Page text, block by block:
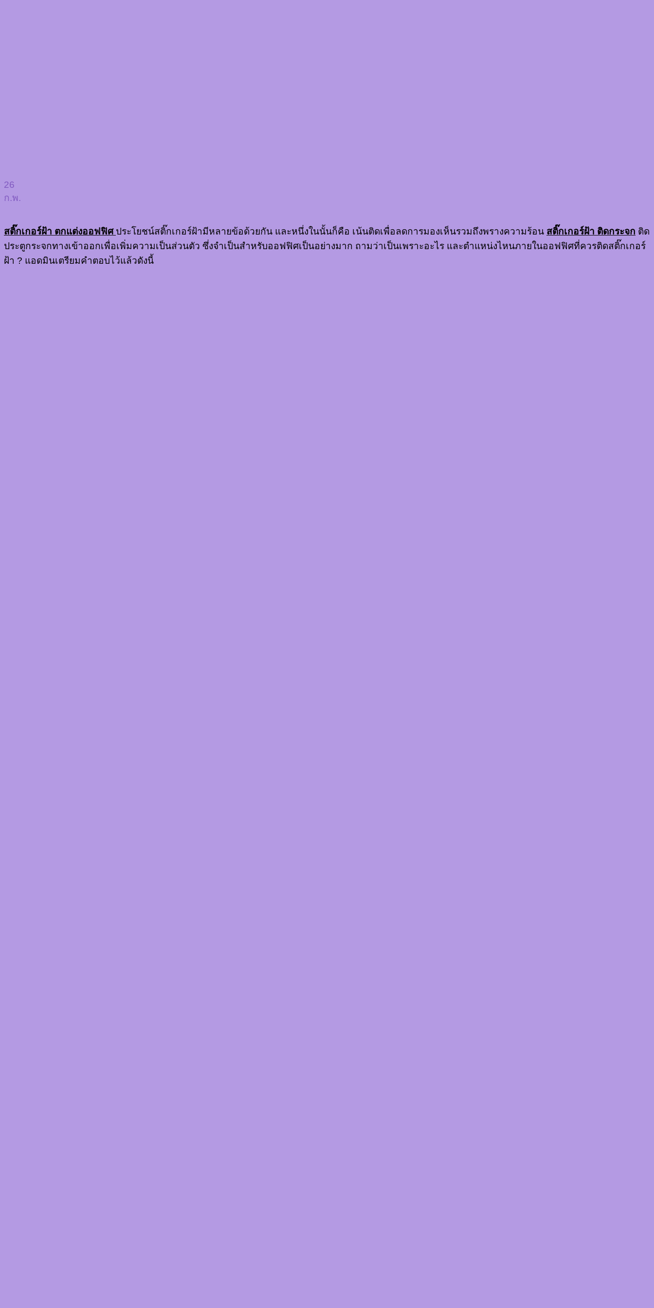
26
ก.พ.
สติ๊กเกอร์ฝ้า ตกแต่งออฟฟิศ ประโยชน์สติ๊กเกอร์ฝ้ามีหลายข้อด้วยกัน และหนึ่งในนั้นก็คือ เน้นติดเพื่อลดการมองเห็นรวมถึงพรางความร้อน สติ๊กเกอร์ฝ้า ติดกระจก ติด
ประตูกระจกทางเข้าออกเพื่อเพิ่มความเป็นส่วนตัว ซึ่งจำเป็นสำหรับออฟฟิศเป็นอย่างมาก ถามว่าเป็นเพราะอะไร และตำแหน่งไหนภายในออฟฟิศที่ควรติดสติ๊กเกอร์
ฝ้า ? แอดมินเตรียมคำตอบไว้แล้วดังนี้